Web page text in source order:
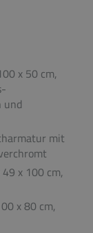
x 50 cm,
mit
x 100 cm,
x 80 cm,